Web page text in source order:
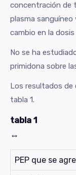
concentración de
plasma sanguíneo
cambio en la
No se ha
primidona sobre
Los resultados de
tabla 1.
tabla 1
↔
PEP que se